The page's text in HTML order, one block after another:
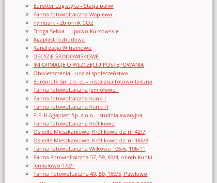
Eurotter Logistyka - Stacja paliw
Farma fotowoltaiczna Waplewo
Tymbark - Zbiornik CO2
Droga Selwa - Lipowo Kurkowskie
Agaplast rozbudowa
Kanalizacja Witramowo
DECYZJE ŚRODOWISKOWE
INFORMACJE O WSZCZĘCIU POSTĘPOWANIA
Obwieszczenia - udział społeczeństwa
Europrofil Sp. z o. o. – instalacja fotowoltaiczna
Farma fotowoltaiczna Jemiołowo I
Farma fotowoltaiczna Kunki I
Farma fotowoltaiczna Kunki II
P.P-H.Agaplast Sp. z o.o. - studnia awaryjna
Farma fotowoltaiczna Królikowo
Osiedle Mieszkaniowe, Królikowo dz. nr 42/7
Osiedle Mieszkaniowe, Królikowo dz. nr 166/8
Farma fotowoltaiczna Wilkowo 106-6, 106-11
Farma Fotowoltaiczna 57, 59, 60/4, obręb Kunki
Jemiołowo 170/1
Farma Fotowoltaiczna 49, 50, 160/5, Pawłowo